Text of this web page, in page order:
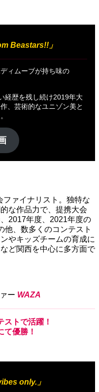
Beastars!!」
ィムーブが持ち味の
経歴を残し続け2019年大
、芸術的なユニゾン美と
ファイナリスト。独特な
な作品力で、提携大会
2017年度、2021年度の
他、数多くのコンテスト
やキッズチームの育成に
ど関西を中心に多方面で
ー WAZA
ストで活躍！
て優勝！
only.」